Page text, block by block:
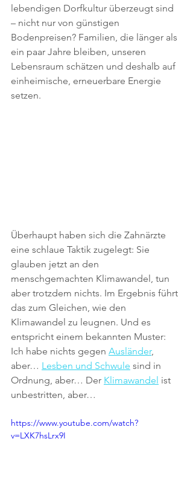
lebendigen Dorfkultur überzeugt sind
– nicht nur von günstigen
Bodenpreisen? Familien, die länger als
ein paar Jahre bleiben, unseren
Lebensraum schätzen und deshalb auf
einheimische, erneuerbare Energie
setzen.
Überhaupt haben sich die Zahnärzte
eine schlaue Taktik zugelegt: Sie
glauben jetzt an den
menschgemachten Klimawandel, tun
aber trotzdem nichts. Im Ergebnis führt
das zum Gleichen, wie den
Klimawandel zu leugnen. Und es
entspricht einem bekannten Muster:
Ich habe nichts gegen Ausländer,
aber… Lesben und Schwule sind in
Ordnung, aber… Der Klimawandel ist
unbestritten, aber…
https://www.youtube.com/watch?
v=LXK7hsLrx9I